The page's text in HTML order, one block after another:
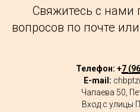
Свяжитесь с нами
вопросов по почте
Телефон: +7
E-mail:
Чапаева 50,
Вход с улицы